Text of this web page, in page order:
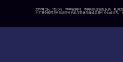
您即将访问代理代码：03909的网站。本网站所含信息仅供一般浏
为了避免因误导性和误导性信息而导致间接或后果性损失或损害。